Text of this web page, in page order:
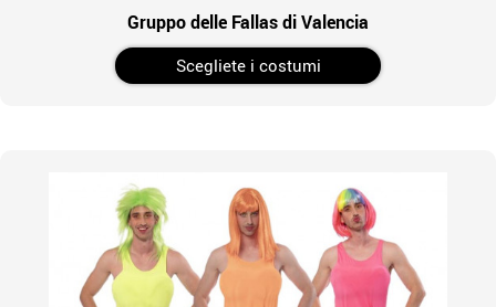
Gruppo delle Fallas di Valencia
Scegliete i costumi